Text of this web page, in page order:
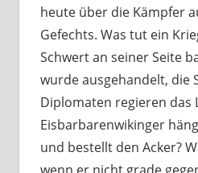
heute über die Kämpfer
Gefechts. Was tut ein
Schwert an seiner Seite
wurde ausgehandelt, die
Diplomaten regieren das
Eisbarbarenwikinger
und bestellt den Acker?